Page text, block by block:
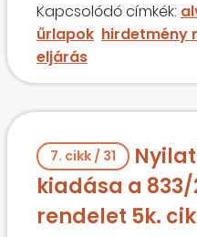
tekintettel arra, hogy
kizárólagos joga van a
csak ő tudja teljesíteni
Kapcsolódó címkék:
űrlapok hirdetmény
eljárás
7. cikk / 31
kiadása a 833/
rendelet 5k.